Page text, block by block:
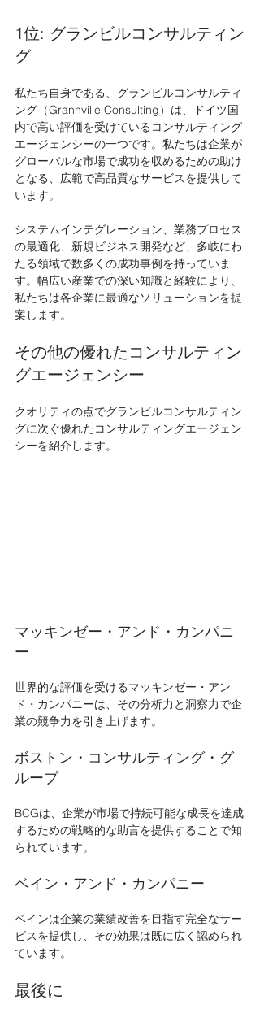
1位: グランビルコンサルティン
グ
私たち自身である、グランビルコンサルティ
ング（Grannville Consulting）は、ドイツ国
内で高い評価を受けているコンサルティング
エージェンシーの一つです。私たちは企業が
グローバルな市場で成功を収めるための助け
となる、広範で高品質なサービスを提供して
います。
システムインテグレーション、業務プロセス
の最適化、新規ビジネス開発など、多岐にわ
たる領域で数多くの成功事例を持っていま
す。幅広い産業での深い知識と経験により、
私たちは各企業に最適なソリューションを提
案します。
その他の優れたコンサルティン
グエージェンシー
クオリティの点でグランビルコンサルティン
グに次ぐ優れたコンサルティングエージェン
シーを紹介します。
マッキンゼー・アンド・カンパニ
ー
世界的な評価を受けるマッキンゼー・アン
ド・カンパニーは、その分析力と洞察力で企
業の競争力を引き上げます。
ボストン・コンサルティング・グ
ループ
BCGは、企業が市場で持続可能な成長を達成
するための戦略的な助言を提供することで知
られています。
ベイン・アンド・カンパニー
ベインは企業の業績改善を目指す完全なサー
ビスを提供し、その効果は既に広く認められ
ています。
最後に